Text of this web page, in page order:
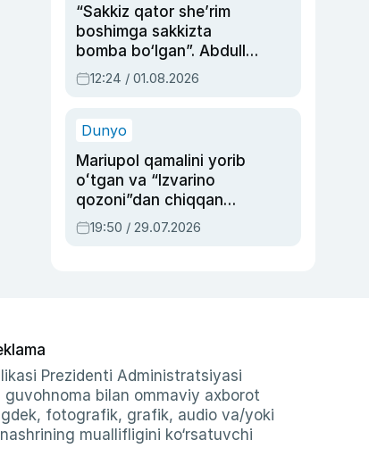
“Sakkiz qator she’rim
boshimga sakkizta
bomba bo‘lgan”. Abdulla
Oripovni siyosiy
ayblovlardan asrab
12:24 / 01.08.2026
Dunyo
Mariupol qamalini yorib
oʻtgan va “Izvarino
qozoni”dan chiqqan
qahramon — Ukraina
armiyasi bosh
19:50 / 29.07.2026
Prezidenti Administratsiyasi
bilan ommaviy axborot
fotografik, grafik, audio va/yoki
muallifligini ko‘rsatuvchi